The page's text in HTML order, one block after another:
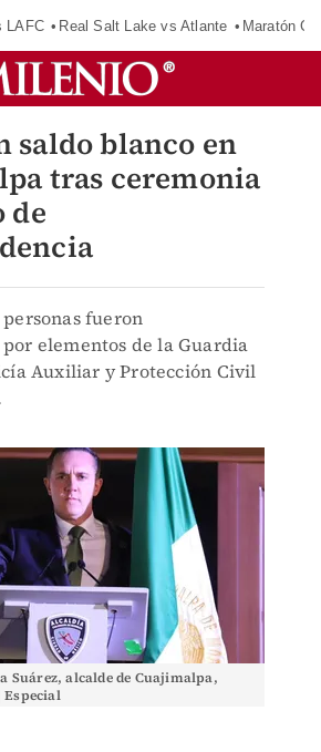
LAFC Real Salt Lake vs Atlante Maratón
saldo blanco en
tras ceremonia
de
fueron
elementos de la Guardia
Auxiliar y Protección Civil
Suárez, alcalde de Cuajimalpa,
Especial